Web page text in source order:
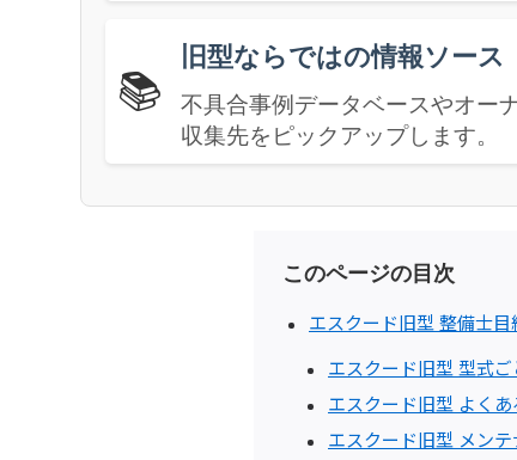
📚
旧型ならではの情報ソース
不具合事例データベースやオー
収集先をピックアップします。
このページの目次
エスクード旧型 整備士
エスクード旧型 型式
エスクード旧型 よく
エスクード旧型 メン